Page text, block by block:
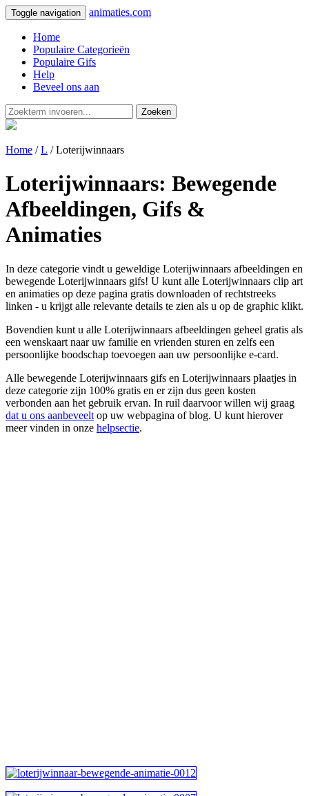
Toggle navigation animaties.com
Home
Populaire Categorieën
Populaire Gifs
Help
Beveel ons aan
Zoeken
Home /L / Loterijwinnaars
Loterijwinnaars: Bewegende
Afbeeldingen, Gifs &
Animaties
In deze categorie vindt u geweldige Loterijwinnaars afbeeldingen en
bewegende Loterijwinnaars gifs! U kunt alle Loterijwinnaars clip art
en animaties op deze pagina gratis downloaden of rechtstreeks
linken - u krijgt alle relevante details te zien als u op de graphic klikt.
Bovendien kunt u alle Loterijwinnaars afbeeldingen geheel gratis als
een wenskaart naar uw familie en vrienden sturen en zelfs een
persoonlijke boodschap toevoegen aan uw persoonlijke e-card.
Alle bewegende Loterijwinnaars gifs en Loterijwinnaars plaatjes in
deze categorie zijn 100% gratis en er zijn dus geen kosten
verbonden aan het gebruik ervan. In ruil daarvoor willen wij graag
dat u ons aanbeveelt op uw webpagina of blog. U kunt hierover
meer vinden in onze helpsectie.